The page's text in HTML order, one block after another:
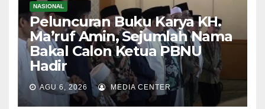
NASIONAL
Peluncuran Buku Karya KH.
Ma’ruf Amin, Sejumlah Nama
Bakal Calon Ketua PBNU
Hadir
AGU 6, 2026 MEDIA CENTER